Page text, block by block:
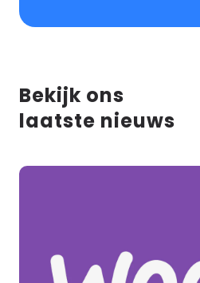
Bekijk ons
laatste nieuws
Lees